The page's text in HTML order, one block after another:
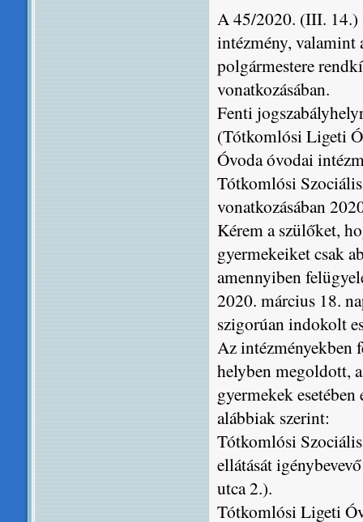
A 45/2020. (III. 14.)
intézmény, valamint
polgármestere
vonatkozásában.
Fenti
(Tótkomlósi Ligeti
Óvoda óvodai
Tótkomlósi
vonatkozásában
Kérem a szülőket,
gyermekeiket csak
amennyiben
2020. március 18.
szigorúan indokolt
Az intézményekben
helyben megoldott,
gyermekek
alábbiak szerint:
Tótkomlósi
ellátását
utca 2.).
Tótkomlósi Ligeti